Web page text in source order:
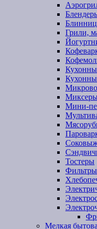
Грили,
Мини-
Тостеры
Мелкая